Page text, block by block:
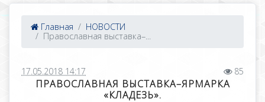
Главная
НОВОСТИ
Православная выставка–...
17.05.2018 14:17 85
ПРАВОСЛАВНАЯ ВЫСТАВКА–ЯРМАРКА
«КЛАДЕЗЬ».